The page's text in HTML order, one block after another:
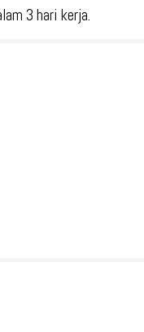
3 hari kerja.